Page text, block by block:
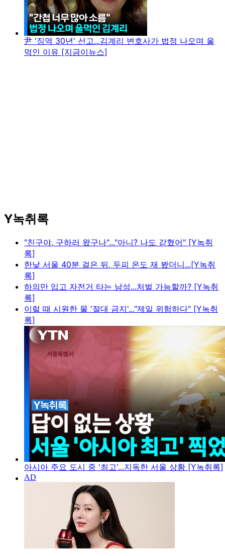
尹 '징역 30년' 선고...김계리 변호사가 법정 나오며 울
먹인 이유 [지금이뉴스]
Y녹취록
"친구야, 구하러 왔구나"..."아니? 나도 갇혔어" [Y녹취
록]
한낮 서울 40분 걸은 뒤, 두피 온도 재 봤더니...[Y녹취
록]
하의만 입고 자전거 타는 남성...처벌 가능할까? [Y녹취
록]
이럴 때 시원한 물 '절대 금지'..."제일 위험하다" [Y녹취
록]
아시아 주요 도시 중 '최고'...지독한 서울 상황 [Y녹취록]